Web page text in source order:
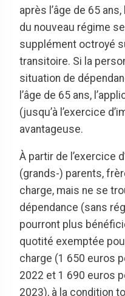
après l’âge de 65
du nouveau régime
supplément octroyé
transitoire. Si la
situation de
l’âge de 65 ans,
(jusqu’à l’exercice
avantageuse.
À partir de l’exercice
(grands-) parents,
charge, mais ne se
dépendance (sans
pourront plus
quotité exemptée
charge (1 650 euros
2022 et 1 690 euros
2023), à la condition